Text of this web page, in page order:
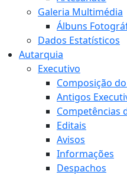
Galeria Multimédia
Álbuns
Dados Estatísticos
Autarquia
Executivo
Composição
Antigos
Competências
Editais
Avisos
Informações
Despachos